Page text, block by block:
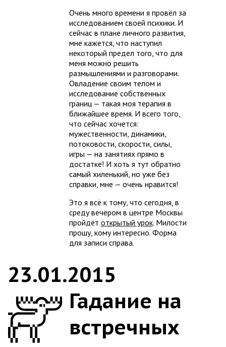
Очень много времени я провёл за
исследованием своей психики. И
сейчас в плане личного развития,
мне кажется, что наступил
некоторый предел того, что для
меня можно решить
размышлениями и разговорами.
Овладение своим телом и
исследование собственных
границ — такая моя терапия в
ближайшее время. И всего того,
что сейчас хочется:
мужественности, динамики,
потоковости, скорости, силы,
игры — на занятиях прямо в
достатке! И хоть я тут обратно
самый хиленький, но уже без
справки, мне — очень нравится!
Это я всё к тому, что сегодня, в
среду вечером в центре Москвы
пройдёт открытый урок. Милости
прошу, кому интересно. Форма
для записи справа.
23.01.2015
Гадание на
встречных